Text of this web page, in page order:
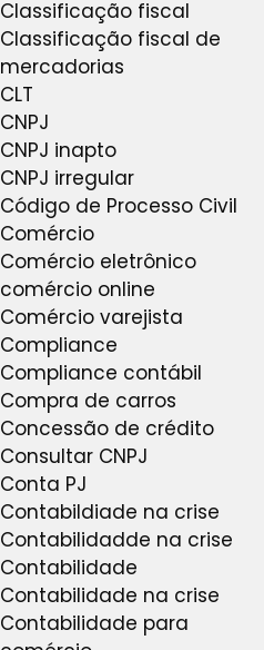
Classificação fiscal
Classificação fiscal de
mercadorias
CLT
CNPJ
CNPJ inapto
CNPJ irregular
Código de Processo Civil
Comércio
Comércio eletrônico
comércio online
Comércio varejista
Compliance
Compliance contábil
Compra de carros
Concessão de crédito
Consultar CNPJ
Conta PJ
Contabildiade na crise
Contabilidadde na crise
Contabilidade
Contabilidade na crise
Contabilidade para